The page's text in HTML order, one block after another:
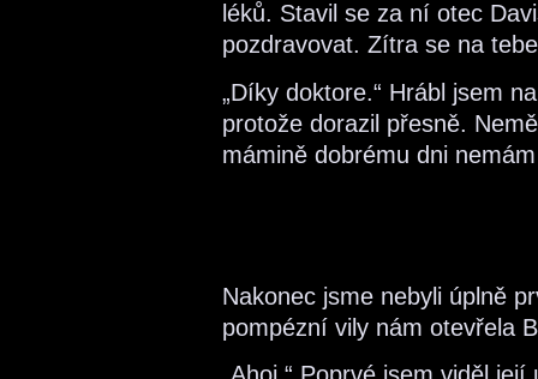
léků. Stavil se za ní otec
pozdravovat. Zítra se na
„Díky doktore.“ Hrábl jsem
protože dorazil přesně.
mámině dobrému dni
Nakonec jsme nebyli úplně
pompézní vily nám otevřela